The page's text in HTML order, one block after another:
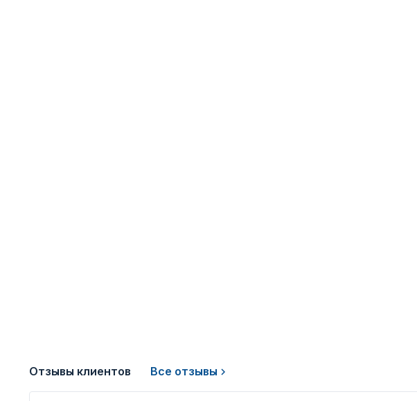
Отзывы клиентов Все отзывы